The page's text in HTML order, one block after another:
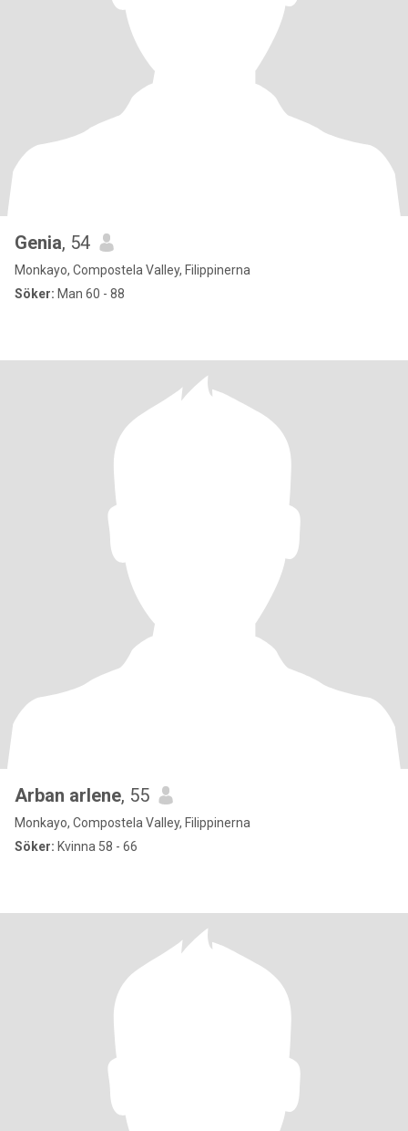
Genia, 54
Monkayo, Compostela Valley, Filippinerna
Söker: Man 60 - 88
Arban arlene, 55
Monkayo, Compostela Valley, Filippinerna
Söker: Kvinna 58 - 66